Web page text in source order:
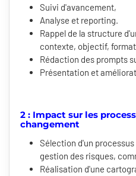
Suivi d'avancement,
Analyse et reporting.
Rappel de la structure
contexte, objectif,
Rédaction des prompts
Présentation et
2 : Impact sur les
changement
Sélection d'un
gestion des risques,
Réalisation d'une